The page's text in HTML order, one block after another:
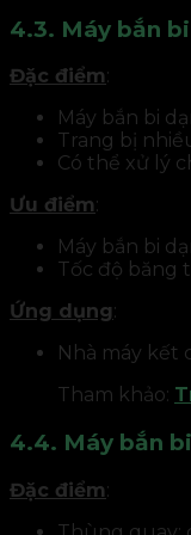
4.3. Máy bắn
Đặc điểm:
Máy bắn bi
Trang bị
Có thể xử lý
Ưu điểm:
Máy bắn bi
Tốc độ băng
Ứng dụng:
Nhà máy kết
Tham khảo:
4.4. Máy bắn
Đặc điểm: